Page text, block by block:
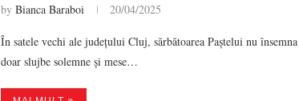
by Bianca Baraboi 20/04/2025
În satele vechi ale județului Cluj, sărbătoarea Paștelui nu însemna
doar slujbe solemne și mese…